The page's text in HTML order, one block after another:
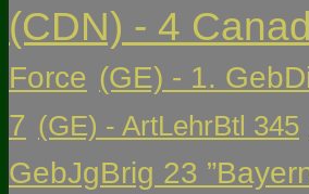
(CDN) - 4
Force (GE) - 1.
7 (GE) - ArtLehrBtl 345
GebJgBrig 23